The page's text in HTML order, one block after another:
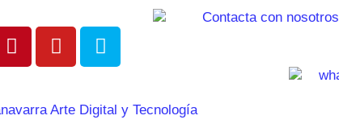
P
i
e
Y
o
u
S
k
e